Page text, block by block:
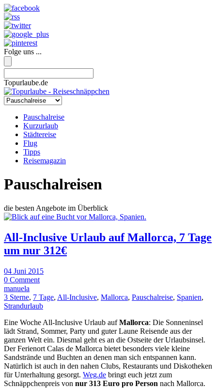
Folge uns ...
Topurlaube.de
Pauschalreise
Kurzurlaub
Städtereise
Flug
Tipps
Reisemagazin
Pauschalreisen
die besten Angebote im Überblick
All-Inclusive Urlaub auf Mallorca, 7 Tage
um nur 312€
04 Juni 2015
0 Comment
manuela
3 Sterne, 7 Tage, All-Inclusive, Mallorca, Pauschalreise, Spanien,
Strandurlaub
Eine Woche All-Inclusive Urlaub aufMallorca: Die Sonneninsel
lädt Strand, Sommer, Party und guter Laune Reisende aus der
ganzen Welt ein. Diesmal geht es an die Ostseite der Urlaubsinsel.
Der Ferienort Calas de Mallorca bietet besonders viele kleine
Sandstrände und Buchten an denen man sich entspannen kann.
Natürlich ist auch in den nahen Clubs, Restaurants und Diskotheken
für Unterhaltung gesorgt. Weg.de bringt euch jetzt zum
Schnäppchenpreis von nur 313 Euro pro Person nach Mallorca.